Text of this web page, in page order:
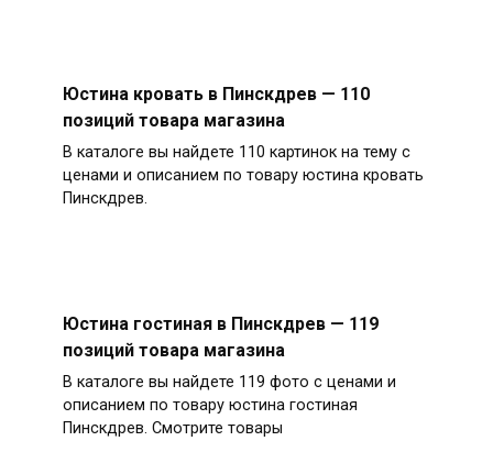
Юстина кровать в Пинскдрев — 110
позиций товара магазина
В каталоге вы найдете 110 картинок на тему с
ценами и описанием по товару юстина кровать
Пинскдрев.
Юстина гостиная в Пинскдрев — 119
позиций товара магазина
В каталоге вы найдете 119 фото с ценами и
описанием по товару юстина гостиная
Пинскдрев. Смотрите товары